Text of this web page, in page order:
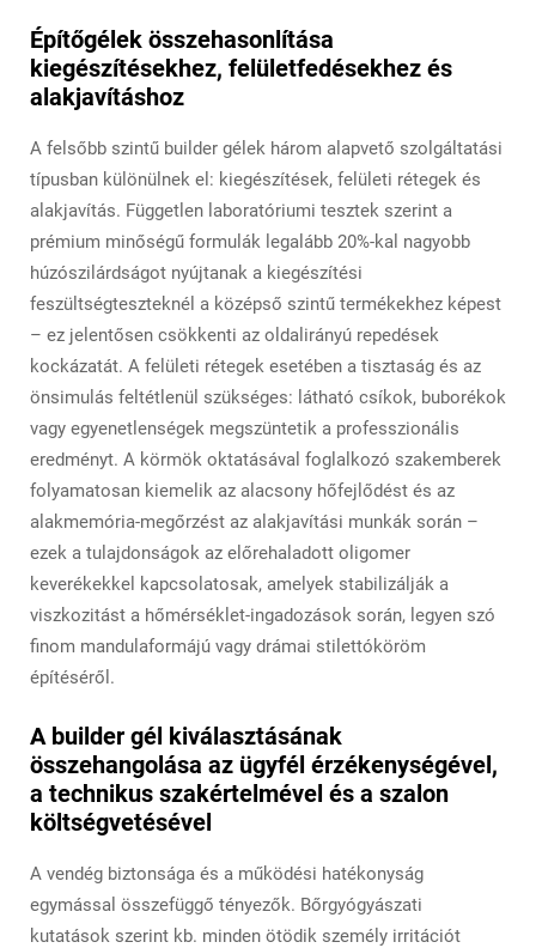
Építőgélek összehasonlítása
kiegészítésekhez, felületfedésekhez és
alakjavításhoz
A felsőbb szintű builder gélek három alapvető szolgáltatási
típusban különülnek el: kiegészítések, felületi rétegek és
alakjavítás. Független laboratóriumi tesztek szerint a
prémium minőségű formulák legalább 20%-kal nagyobb
húzószilárdságot nyújtanak a kiegészítési
feszültségteszteknél a középső szintű termékekhez képest
– ez jelentősen csökkenti az oldalirányú repedések
kockázatát. A felületi rétegek esetében a tisztaság és az
önsimulás feltétlenül szükséges: látható csíkok, buborékok
vagy egyenetlenségek megszüntetik a professzionális
eredményt. A körmök oktatásával foglalkozó szakemberek
folyamatosan kiemelik az alacsony hőfejlődést és az
alakmemória-megőrzést az alakjavítási munkák során –
ezek a tulajdonságok az előrehaladott oligomer
keverékekkel kapcsolatosak, amelyek stabilizálják a
viszkozitást a hőmérséklet-ingadozások során, legyen szó
finom mandulaformájú vagy drámai stilettóköröm
építéséről.
A builder gél kiválasztásának
összehangolása az ügyfél érzékenységével,
a technikus szakértelmével és a szalon
költségvetésével
A vendég biztonsága és a működési hatékonyság
egymással összefüggő tényezők. Bőrgyógyászati
kutatások szerint kb. minden ötödik személy irritációt